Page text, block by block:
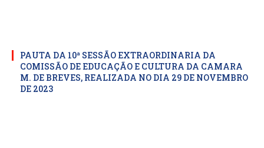
PAUTA DA 10ª SESSÃO EXTRAORDINARIA DA
COMISSÃO DE EDUCAÇÃO E CULTURA DA CAMARA
M. DE BREVES, REALIZADA NO DIA 29 DE NOVEMBRO
DE 2023